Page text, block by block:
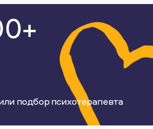
подбор психотерапевта